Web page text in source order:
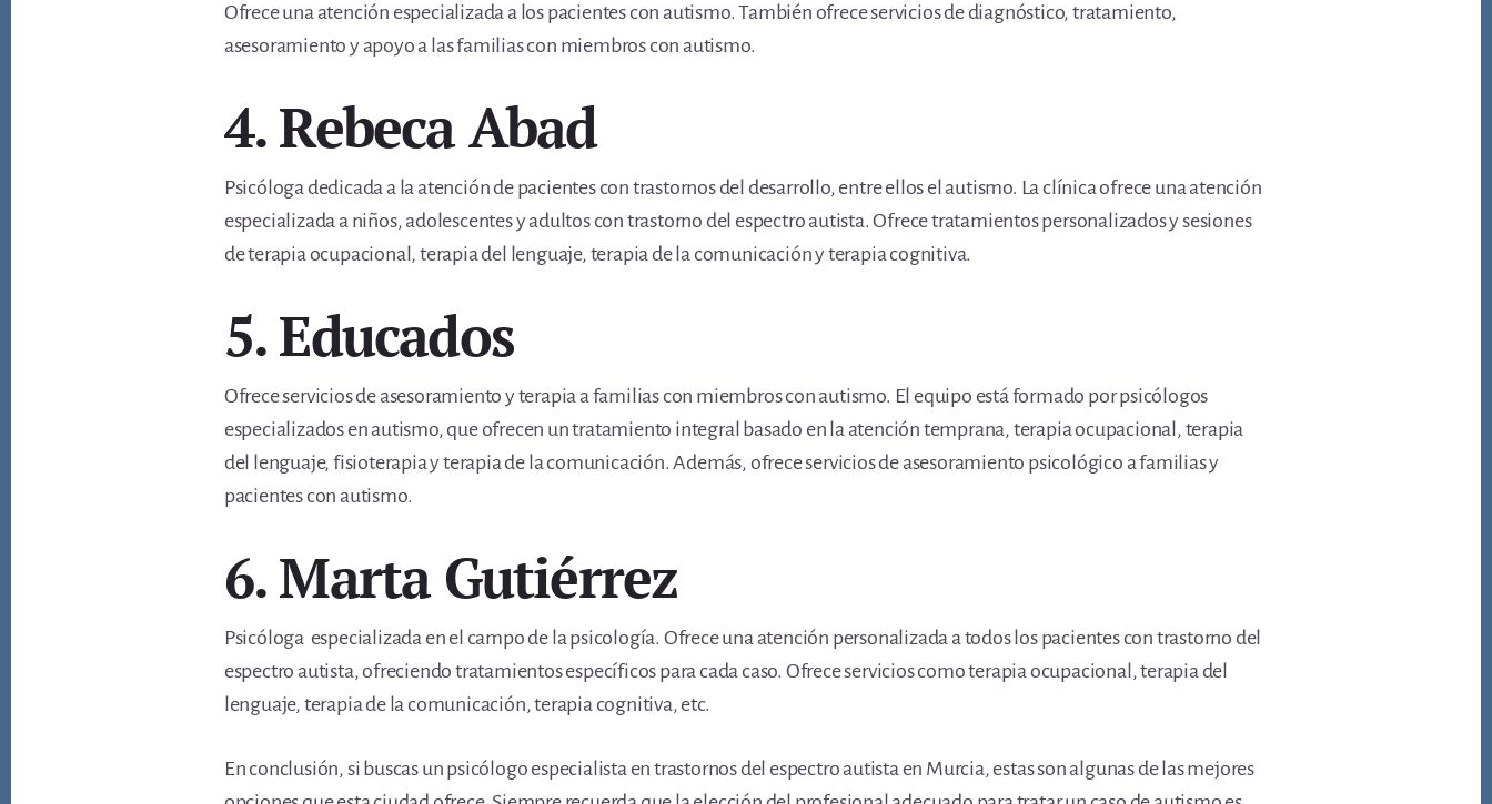
Ofrece una atención especializada a los pacientes con autismo. También ofrece servicios de diagnóstico, tratamiento,
asesoramiento y apoyo a las familias con miembros con autismo.
4. Rebeca Abad
Psicóloga dedicada a la atención de pacientes con trastornos del desarrollo, entre ellos el autismo. La clínica ofrece una atención
especializada a niños, adolescentes y adultos con trastorno del espectro autista. Ofrece tratamientos personalizados y sesiones
de terapia ocupacional, terapia del lenguaje, terapia de la comunicación y terapia cognitiva.
5. Educados
Ofrece servicios de asesoramiento y terapia a familias con miembros con autismo. El equipo está formado por psicólogos
especializados en autismo, que ofrecen un tratamiento integral basado en la atención temprana, terapia ocupacional, terapia
del lenguaje, fisioterapia y terapia de la comunicación. Además, ofrece servicios de asesoramiento psicológico a familias y
pacientes con autismo.
6. Marta Gutiérrez
Psicóloga especializada en el campo de la psicología. Ofrece una atención personalizada a todos los pacientes con trastorno del
espectro autista, ofreciendo tratamientos específicos para cada caso. Ofrece servicios como terapia ocupacional, terapia del
lenguaje, terapia de la comunicación, terapia cognitiva, etc.
En conclusión, si buscas un psicólogo especialista en trastornos del espectro autista en Murcia, estas son algunas de las mejores